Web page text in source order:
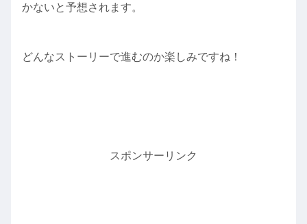
かないと予想されます。
どんなストーリーで進むのか楽しみですね！
スポンサーリンク